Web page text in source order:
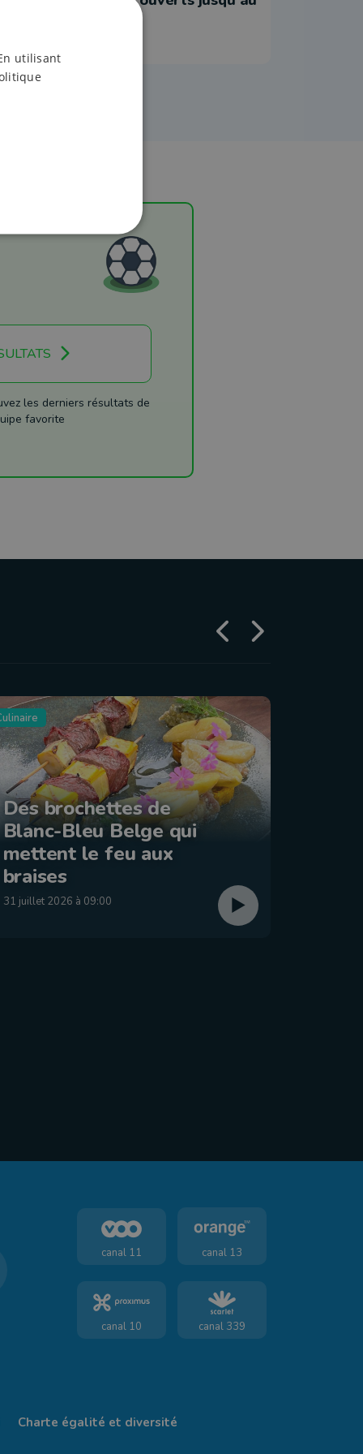
les derniers résultats de
favorite
Des brochettes de
Blanc-Bleu Belge qui
mettent le feu aux
braises
31 juillet 2026 à 09:00
canal 11 canal 13
canal 10 canal 339
Charte égalité et diversité
utilisant